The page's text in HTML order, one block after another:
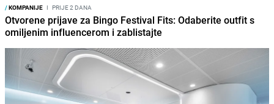
/KOMPANIJE I PRIJE 2 DANA
Otvorene prijave za Bingo Festival Fits: Odaberite outfit s
omiljenim influencerom i zablistajte